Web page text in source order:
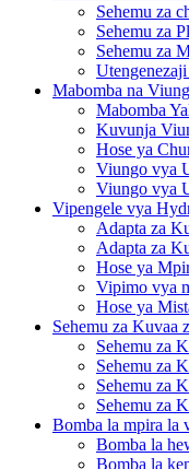
Sehemu za
Sehemu za
Sehemu za
Mabomba na
Mabomba
Kuvunja
Hose ya
Viungo vya
Viungo vya
Vipengele vya
Adapta za
Adapta za
Hose ya
Vipimo vya
Hose ya
Sehemu za Kuvaa
Sehemu za
Sehemu za
Sehemu za
Sehemu za
Bomba la mpira la
Bomba la
Bomba la